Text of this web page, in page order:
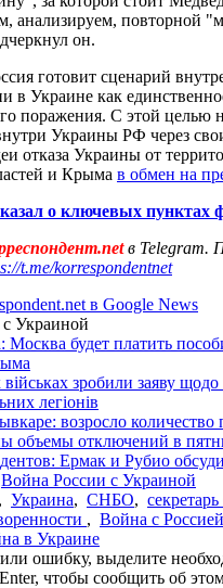
анализируем, повторной
он.
готовит сценарий
в Украине как
поражения. С этой целью
Украины РФ через
отказа Украины от
и Крыма в обмен на
о ключевых
в Telegram.
t.me/korrespondentnet
в Google News
Украиной
Москва будет платить
зробили заяву щодо
легіонів
возросло количество
объемы отключений в
Ермак и Рубио
Война России с Украиной
, Украина, СНБО,
, Война с Россией
в Украине
ошибку, выделите
чтобы сообщить об